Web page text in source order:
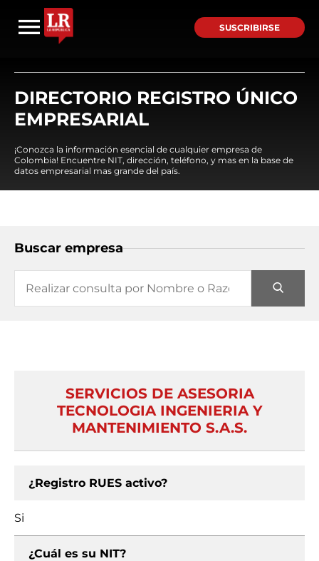
SUSCRIBIRSE
DIRECTORIO REGISTRO ÚNICO
EMPRESARIAL
¡Conozca la información esencial de cualquier empresa de
Colombia! Encuentre NIT, dirección, teléfono, y mas en la base de
datos empresarial mas grande del país.
Buscar empresa
SERVICIOS DE ASESORIA
TECNOLOGIA INGENIERIA Y
MANTENIMIENTO S.A.S.
¿Registro RUES activo?
Si
¿Cuál es su NIT?